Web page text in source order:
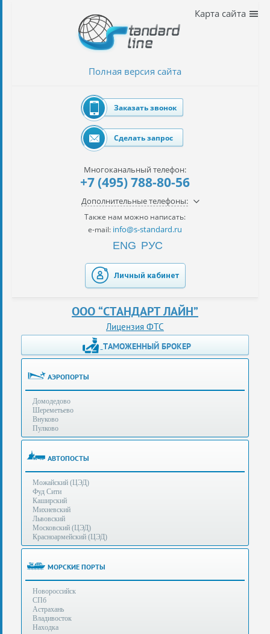
автомобилей
Получение
ЭЦП
за
сутки
услуги
Опыт
оформления
рекомендует
Таможенные
процедуры
(особенности):
Полезная
информация
Стоимость
услуг
Полная версия сайта
Карта сайта
Заказать звонок
Сделать запрос
Многоканальный телефон:
+7 (495) 788-80-56
Дополнительные телефоны:
Также нам можно написать:
e-mail: info@s-standard.ru
ENG РУС
Личный кабинет
ООО “СТАНДАРТ ЛАЙН”
Лицензия ФТС
ТАМОЖЕННЫЙ БРОКЕР
АЭРОПОРТЫ
Домодедово
Шереметьево
Внуково
Пулково
АВТОПОСТЫ
Можайский (ЦЭД)
Фуд Сити
Каширский
Михневский
Львовский
Московский (ЦЭД)
Красноармейский (ЦЭД)
МОРСКИЕ ПОРТЫ
Новороссийск
СПб
Астрахань
Владивосток
Находка